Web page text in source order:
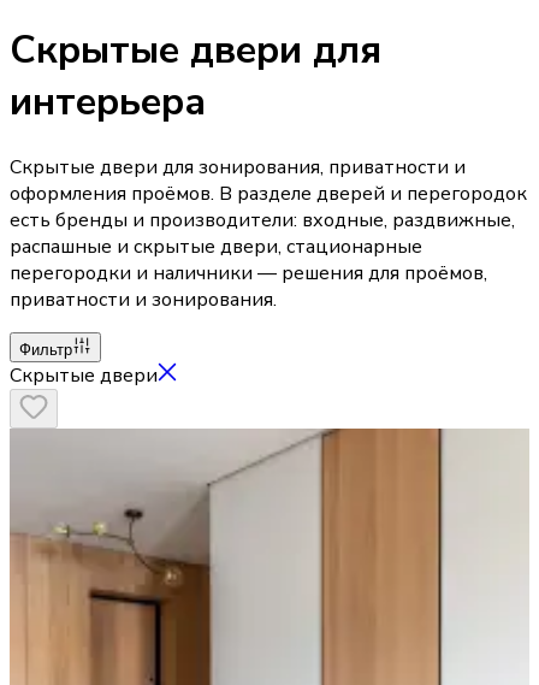
Скрытые двери для
интерьера
Скрытые двери для зонирования, приватности и
оформления проёмов. В разделе дверей и перегородок
есть бренды и производители: входные, раздвижные,
распашные и скрытые двери, стационарные
перегородки и наличники — решения для проёмов,
приватности и зонирования.
Фильтр
Скрытые двери